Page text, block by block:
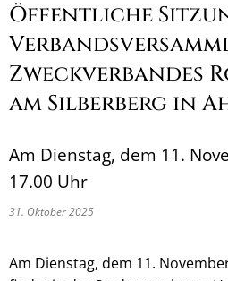
Öffentliche
Zweckverbandes
am Silberberg in
Am Dienstag, dem 11.
17.00 Uhr
31. Oktober 2025
Am Dienstag, dem 11.